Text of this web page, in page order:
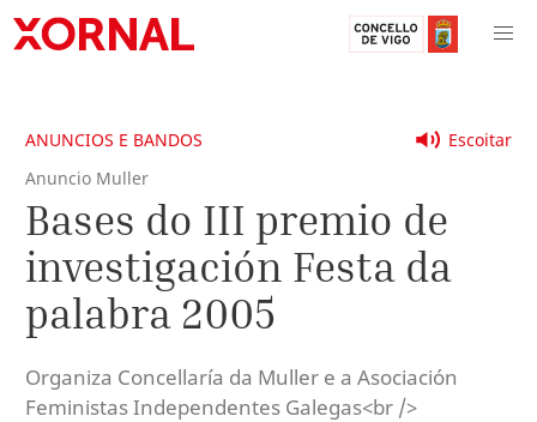
Escoitar
ANUNCIOS E BANDOS
Anuncio Muller
Bases do III premio de
investigación Festa da
palabra 2005
Organiza Concellaría da Muller e a Asociación
Feministas Independentes Galegas<br />